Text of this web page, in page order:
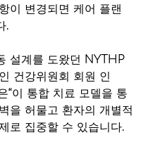
이 변경되면 케어 플랜
.
설계를 도왔던 NYTHP
건강위원회 회원 인
이 통합 치료 모델을 통
을 허물고 환자의 개별적
로 집중할 수 있습니다.